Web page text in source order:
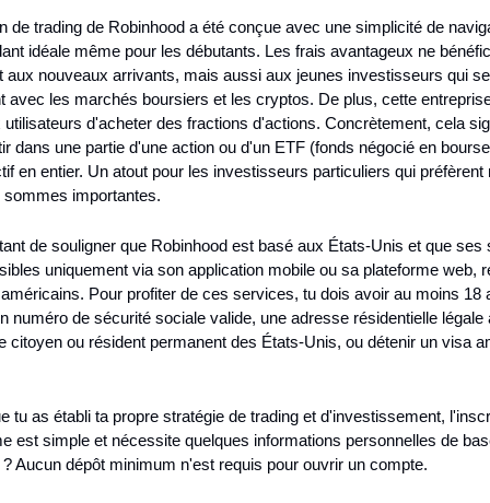
de trading de Robinhood a été conçue avec une simplicité de
idéale même pour les débutants. Les frais avantageux ne
aux nouveaux arrivants, mais aussi aux jeunes investisseurs qui se
avec les marchés boursiers et les cryptos. De plus, cette
d'acheter des fractions d'actions. Concrètement, cela
dans une partie d'une action ou d'un ETF (fonds négocié en
en entier. Un atout pour les investisseurs particuliers qui préfèrent
sommes importantes.
de souligner que Robinhood est basé aux États-Unis et que ses
uniquement via son application mobile ou sa plateforme web,
Pour profiter de ces services, tu dois avoir au moins 18
numéro de sécurité sociale valide, une adresse résidentielle légale
citoyen ou résident permanent des États-Unis, ou détenir un visa
tu as établi ta propre stratégie de trading et d'investissement,
est simple et nécessite quelques informations personnelles de
Aucun dépôt minimum n'est requis pour ouvrir un compte.